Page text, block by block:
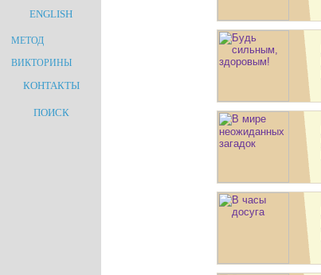
ENGLISH
МЕТОД
ВИКТОРИНЫ
КОНТАКТЫ
ПОИСК